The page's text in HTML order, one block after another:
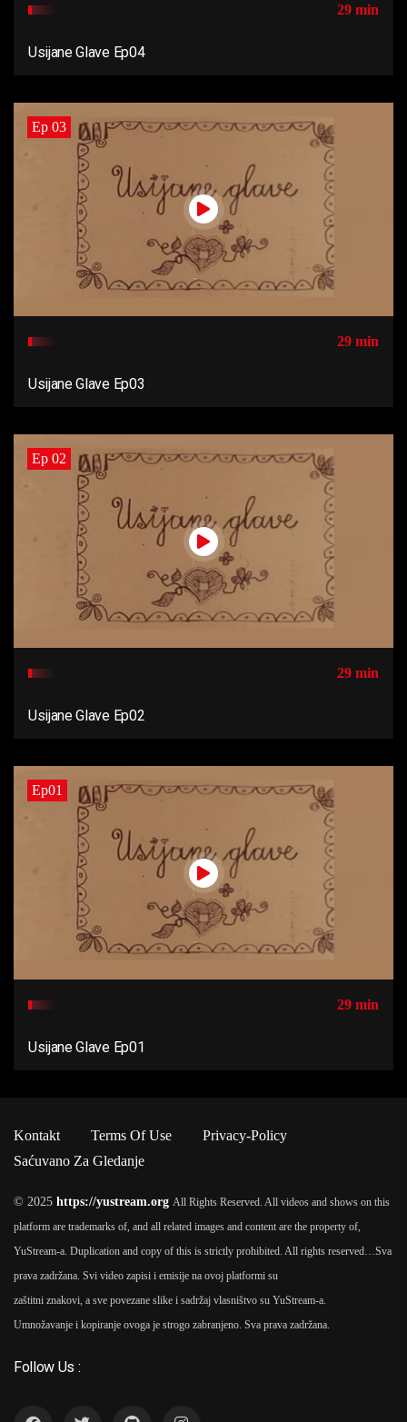
29 min
Usijane Glave Ep04
Ep 03
29 min
Usijane Glave Ep03
Ep 02
29 min
Usijane Glave Ep02
Ep01
29 min
Usijane Glave Ep01
Kontakt Terms Of Use
Privacy-Policy
Saćuvano Za Gledanje
© 2025 https://yustream.org All Rights Reserved. All videos and shows on this
platform are trademarks of, and all related images and content are the property of,
YuStream-a. Duplication and copy of this is strictly prohibited. All rights reserved…Sva
prava zadržana. Svi video zapisi i emisije na ovoj platformi su
zaštitni znakovi, a sve povezane slike i sadržaj vlasništvo su YuStream-a.
Umnožavanje i kopiranje ovoga je strogo zabranjeno. Sva prava zadržana.
Follow Us :